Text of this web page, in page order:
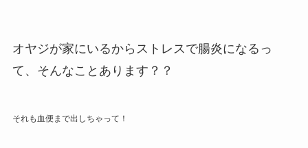
オヤジが家にいるからストレスで腸炎になるっ
て、そんなことあります？？
それも血便まで出しちゃって！